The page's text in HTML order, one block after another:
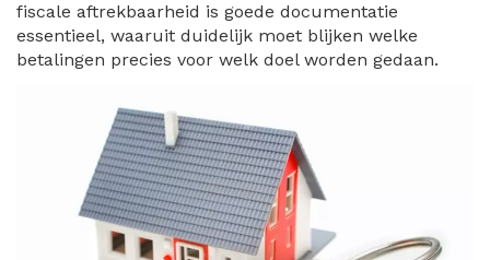
fiscale aftrekbaarheid is goede documentatie
essentieel, waaruit duidelijk moet blijken welke
betalingen precies voor welk doel worden gedaan.